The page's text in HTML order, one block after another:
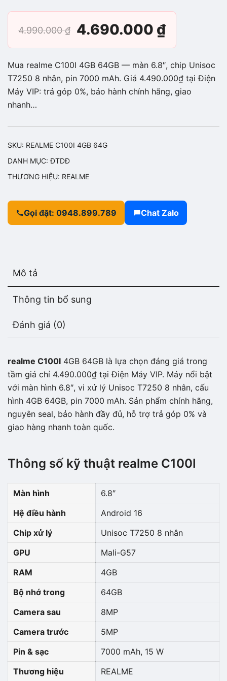
4.990.000₫
Giá
gốc
là:
4.990.000 ₫.
4.690.000 ₫Giá
hiện
tại
là:
Mua realme C100I 4GB 64GB — màn 6.8″, chip Unisoc
T7250 8 nhân, pin 7000 mAh. Giá 4.490.000₫ tại Điện
Máy VIP: trả góp 0%, bảo hành chính hãng, giao
nhanh…
SKU: REALME C100I 4GB 64G
DANH MỤC:ĐTDĐ
THƯƠNG HIỆU: REALME
Gọi đặt: 0948.899.789 Chat Zalo
Mô tả
Thông tin bổ sung
Đánh giá (0)
realme C100I 4GB 64GB là lựa chọn đáng giá trong
tầm giá chỉ 4.490.000₫ tại Điện Máy VIP. Máy nổi bật
với màn hình 6.8″, vi xử lý Unisoc T7250 8 nhân, cấu
hình 4GB 64GB, pin 7000 mAh. Sản phẩm chính hãng,
nguyên seal, bảo hành đầy đủ, hỗ trợ trả góp 0% và
giao hàng nhanh toàn quốc.
Thông số kỹ thuật realme C100I
Màn hình
6.8″
Hệ điều hành
Android 16
Chip xử lý
Unisoc T7250 8 nhân
GPU
Mali-G57
RAM
4GB
Bộ nhớ trong
64GB
Camera sau
8MP
Camera trước
5MP
Pin & sạc
7000 mAh, 15 W
Thương hiệu
REALME